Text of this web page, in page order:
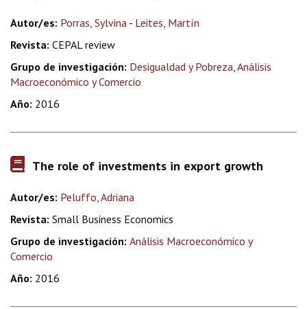
Autor/es: Porras, Sylvina - Leites, Martín
Revista: CEPAL review
Grupo de investigación: Desigualdad y Pobreza,Análisis
Macroeconómico y Comercio
Año: 2016
The role of investments in export growth
Autor/es: Peluffo, Adriana
Revista: Small Business Economics
Grupo de investigación: Análisis Macroeconómico y
Comercio
Año: 2016